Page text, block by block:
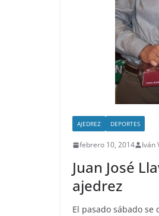
AJEDREZ DEPORTES
febrero 10, 2014 Iván
Juan José
ajedrez
El pasado sábado